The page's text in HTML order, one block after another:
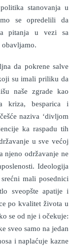
stanovanja u
se opredelili da
pitanja u vezi sa
da pokrene salve
su imali priliku da
naše zgrade kao
kriza, besparica i
naziva ‘divljom
ka raspadu tih
u sve većoj
njeno održavanje ne
Ideologija
mali posednici
sveopšte apatije i
po kvalitet života u
se od nje i očekuje:
sveo samo na jedan
i naplaćuje kazne